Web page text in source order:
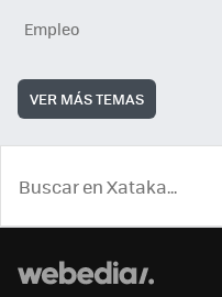
Empleo
VER MÁS TEMAS